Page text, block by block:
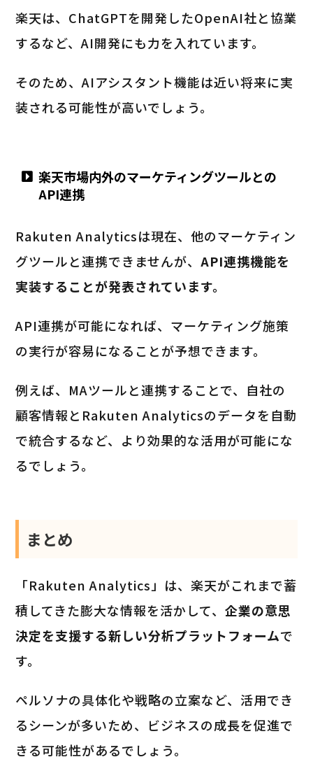
楽天は、ChatGPTを開発したOpenAI社と協業
するなど、AI開発にも力を入れています。
そのため、AIアシスタント機能は近い将来に実
装される可能性が高いでしょう。
楽天市場内外のマーケティングツールとの
API連携
Rakuten Analyticsは現在、他のマーケティン
グツールと連携できませんが、API連携機能を
実装することが発表されています。
API連携が可能になれば、マーケティング施策
の実行が容易になることが予想できます。
例えば、MAツールと連携することで、自社の
顧客情報とRakuten Analyticsのデータを自動
で統合するなど、より効果的な活用が可能にな
るでしょう。
まとめ
「Rakuten Analytics」は、楽天がこれまで蓄
積してきた膨大な情報を活かして、企業の意思
決定を支援する新しい分析プラットフォームで
す。
ペルソナの具体化や戦略の立案など、活用でき
るシーンが多いため、ビジネスの成長を促進で
きる可能性があるでしょう。